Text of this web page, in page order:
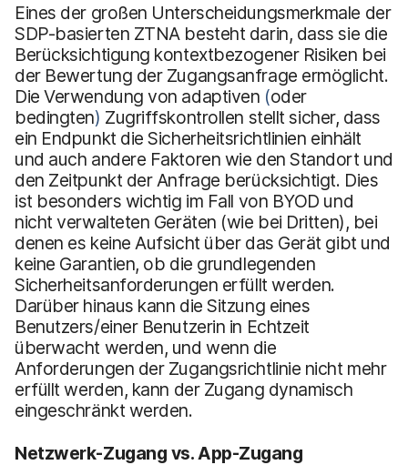
Eines der großen Unterscheidungsmerkmale der
SDP-basierten ZTNA besteht darin, dass sie die
Berücksichtigung kontextbezogener Risiken bei
der Bewertung der Zugangsanfrage ermöglicht.
Die Verwendung von adaptiven (oder
bedingten) Zugriffskontrollen stellt sicher, dass
ein Endpunkt die Sicherheitsrichtlinien einhält
und auch andere Faktoren wie den Standort und
den Zeitpunkt der Anfrage berücksichtigt. Dies
ist besonders wichtig im Fall von BYOD und
nicht verwalteten Geräten (wie bei Dritten), bei
denen es keine Aufsicht über das Gerät gibt und
keine Garantien, ob die grundlegenden
Sicherheitsanforderungen erfüllt werden.
Darüber hinaus kann die Sitzung eines
Benutzers/einer Benutzerin in Echtzeit
überwacht werden, und wenn die
Anforderungen der Zugangsrichtlinie nicht mehr
erfüllt werden, kann der Zugang dynamisch
eingeschränkt werden.
Netzwerk-Zugang vs. App-Zugang